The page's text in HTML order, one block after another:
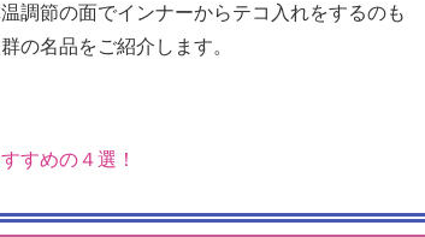
調節の面でインナーからテコ入れをするのも
の名品をご紹介します。
すめの４選！